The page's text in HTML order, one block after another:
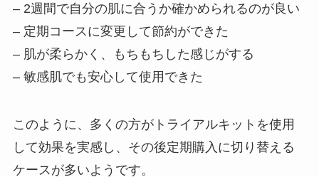
– 2週間で自分の肌に合うか確かめられるのが良い
– 定期コースに変更して節約ができた
– 肌が柔らかく、もちもちした感じがする
– 敏感肌でも安心して使用できた
このように、多くの方がトライアルキットを使用
して効果を実感し、その後定期購入に切り替える
ケースが多いようです。